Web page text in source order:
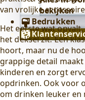
bekijken
Bedrukken
van vrolijke
Het eerste wat
het deksel zit. Een
hoort, maar nu de
grappige detail
kinderen en zorgt
opdrinken. Ook voor
om drinken leuker en